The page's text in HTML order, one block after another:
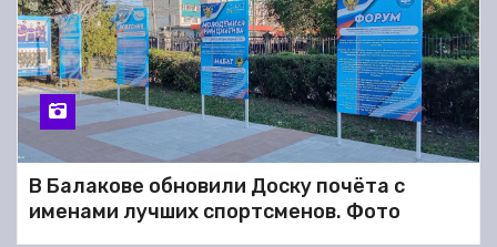
В Балакове обновили Доску почёта с
именами лучших спортсменов. Фото